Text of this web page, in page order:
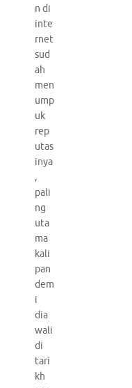
n di
inte
rnet
sud
ah
men
ump
uk
rep
utas
inya
,
pali
ng
uta
ma
kali
pan
dem
i
dia
wali
di
tari
kh